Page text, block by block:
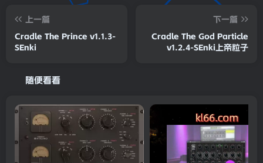
上一篇
Cradle The Prince v1.1.3-
SEnki
下一篇
Cradle The God Particle
v1.2.4-SEnki上帝粒子
随便看看